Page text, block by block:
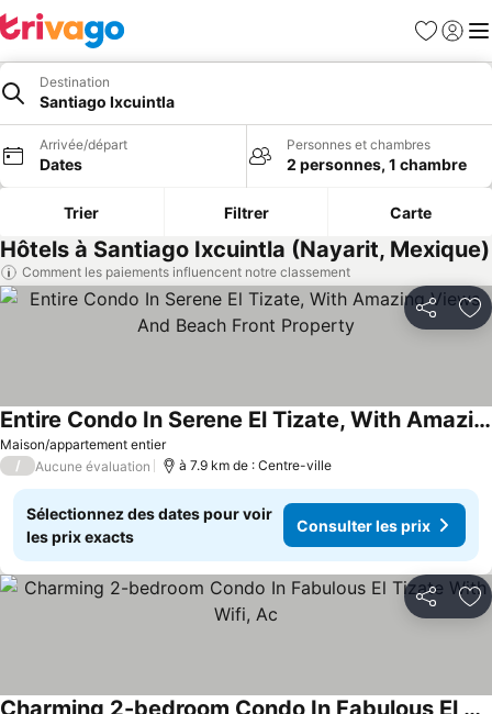
Favoris
Se
Destination
Santiago Ixcuintla
Arrivée/départ
Dates
Personnes et chambres
2 personnes, 1 chambre
Trier Filtrer Carte
Hôtels à Santiago Ixcuintla (Nayarit, Mexique)
Comment les paiements influencent notre classement
Partager
Maison/appartement entier
Entire Condo In Serene El Tizate, With Amazing Views And Beach Front Property
/ Aucune évaluation à 7.9 km de : Centre-ville
Sélectionnez des dates pour voir
les prix exacts
Consulter les prix
Partager
Charming 2-bedroom Condo In Fabulous El Tizate With Wifi, Ac